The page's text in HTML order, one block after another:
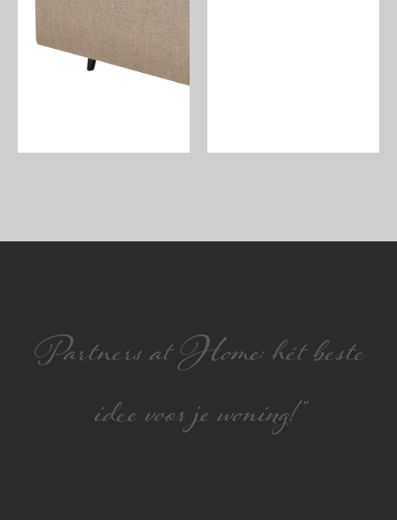
Partners at Home: hét beste
idee voor je woning!”